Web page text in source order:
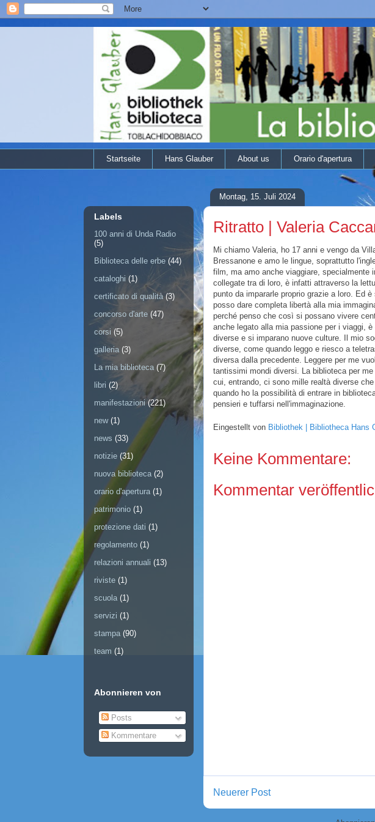
Startseite Hans Glauber About us Orario d'apertura
Montag, 15. Juli 2024
Ritratto | Valeria
Mi chiamo Valeria, ho 17 anni e vengo da
Bressanone e amo le lingue, soprattutto
film, ma amo anche viaggiare, specialmente
collegate tra di loro, è infatti attraverso la
punto da impararle proprio grazie a loro. Ed
posso dare completa libertà alla mia
perché penso che così si possano vivere
anche legato alla mia passione per i viaggi,
diverse e si imparano nuove culture. Il mio
diverse, come quando leggo e riesco a
diversa dalla precedente. Leggere per me
tantissimi mondi diversi. La biblioteca per
cui, entrando, ci sono mille realtà diverse
quando ho la possibilità di entrare in
pensieri e tuffarsi nell'immaginazione.
Eingestellt von Bibliothek | Bibliotheca Hans
Keine Kommentare:
Kommentar
Neuerer Post
Labels
100 anni di Unda Radio
(5)
Biblioteca delle erbe (44)
cataloghi (1)
certificato di qualità (3)
concorso d'arte (47)
corsi (5)
galleria (3)
La mia biblioteca (7)
libri (2)
manifestazioni (221)
new (1)
news (33)
notizie (31)
nuova biblioteca (2)
orario d'apertura (1)
patrimonio (1)
protezione dati (1)
regolamento (1)
relazioni annuali (13)
riviste (1)
scuola (1)
servizi (1)
stampa (90)
team (1)
Abonnieren von
Posts
Kommentare